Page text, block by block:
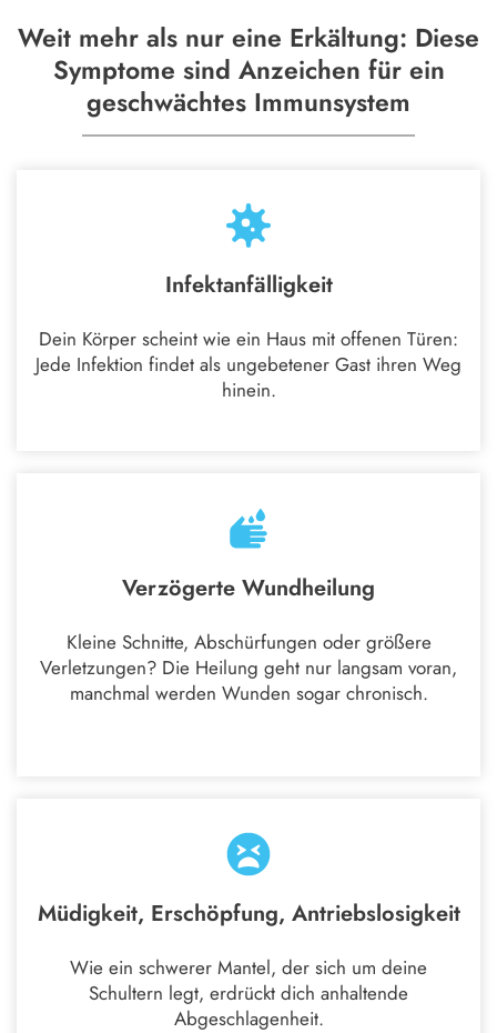
Weit mehr als nur eine Erkältung: Diese
Symptome sind Anzeichen für ein
geschwächtes Immunsystem
Infektanfälligkeit
Dein Körper scheint wie ein Haus mit offenen Türen:
Jede Infektion findet als ungebetener Gast ihren Weg
hinein.
Verzögerte Wundheilung
Kleine Schnitte, Abschürfungen oder größere
Verletzungen? Die Heilung geht nur langsam voran,
manchmal werden Wunden sogar chronisch.
Müdigkeit, Erschöpfung, Antriebslosigkeit
Wie ein schwerer Mantel, der sich um deine
Schultern legt, erdrückt dich anhaltende
Abgeschlagenheit.